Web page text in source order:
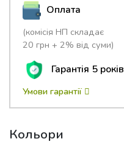
Оплата
(комісія НП складає
20 грн + 2% від суми)
Гарантія 5 років
Умови гарантії
Кольори